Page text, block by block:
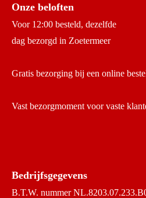
Onze beloften
Voor 12:00 besteld, dezelfde
dag bezorgd in Zoetermeer
Gratis bezorging bij een online
Vast bezorgmoment voor vaste
Bedrijfsgegevens
B.T.W. nummer